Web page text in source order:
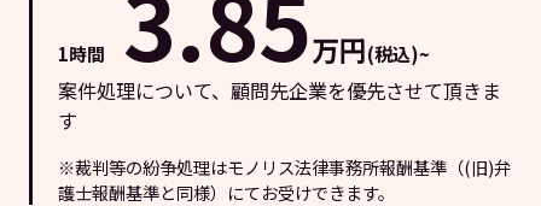
1時間 万円(税込)~
案件処理について、顧問先企業を優先させて頂きま
す
※裁判等の紛争処理はモノリス法律事務所報酬基準（(旧)弁
護士報酬基準と同様）にてお受けできます。